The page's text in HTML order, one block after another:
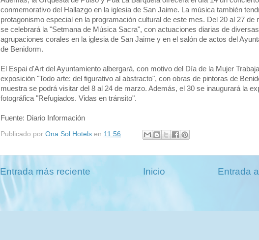
conmemorativo del Hallazgo en la iglesia de San Jaime. La música también
protagonismo especial en la programación cultural de este mes. Del 20 al 27 de
se celebrará la "Setmana de Música Sacra", con actuaciones diarias de diversas
agrupaciones corales en la iglesia de San Jaime y en el salón de actos del
de Benidorm.
El Espai d'Art del Ayuntamiento albergará, con motivo del Día de la Mujer
exposición "Todo arte: del figurativo al abstracto", con obras de pintoras de
muestra se podrá visitar del 8 al 24 de marzo. Además, el 30 se inaugurará la
fotográfica "Refugiados. Vidas en tránsito".
Fuente: Diario Información
Publicado por Ona Sol Hotels en 11:56
Entrada más reciente Entrada
Inicio